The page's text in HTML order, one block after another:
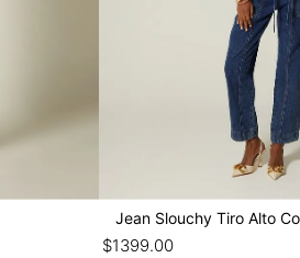
Jean Slouchy Tiro Alto
$1399.00